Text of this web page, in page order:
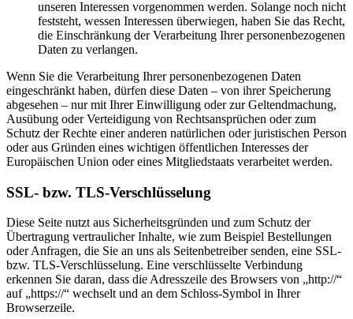
unseren Interessen vorgenommen werden. Solange noch nicht
feststeht, wessen Interessen überwiegen, haben Sie das Recht,
die Einschränkung der Verarbeitung Ihrer personenbezogenen
Daten zu verlangen.
Wenn Sie die Verarbeitung Ihrer personenbezogenen Daten
eingeschränkt haben, dürfen diese Daten – von ihrer Speicherung
abgesehen – nur mit Ihrer Einwilligung oder zur Geltendmachung,
Ausübung oder Verteidigung von Rechtsansprüchen oder zum
Schutz der Rechte einer anderen natürlichen oder juristischen Person
oder aus Gründen eines wichtigen öffentlichen Interesses der
Europäischen Union oder eines Mitgliedstaats verarbeitet werden.
SSL- bzw. TLS-Verschlüsselung
Diese Seite nutzt aus Sicherheitsgründen und zum Schutz der
Übertragung vertraulicher Inhalte, wie zum Beispiel Bestellungen
oder Anfragen, die Sie an uns als Seitenbetreiber senden, eine SSL-
bzw. TLS-Verschlüsselung. Eine verschlüsselte Verbindung
erkennen Sie daran, dass die Adresszeile des Browsers von „http://“
auf „https://“ wechselt und an dem Schloss-Symbol in Ihrer
Browserzeile.